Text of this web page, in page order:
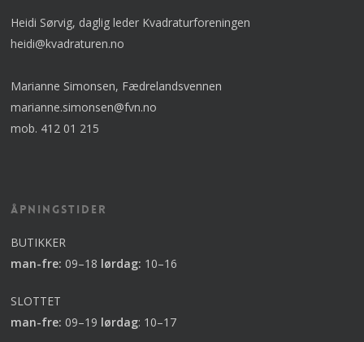
Heidi Sørvig, daglig leder Kvadraturforeningen
heidi@kvadraturen.no
Marianne Simonsen, Fædrelandsvennen
marianne.simonsen@fvn.no
mob. 412 01 215
Åpningstider
BUTIKKER
man-fre: 09–18 lørdag: 10–16
SLOTTET
man-fre: 09–19 lørdag: 10–17